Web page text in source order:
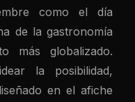
como el día
de la gastronomía
más globalizado.
la posibilidad,
en el afiche